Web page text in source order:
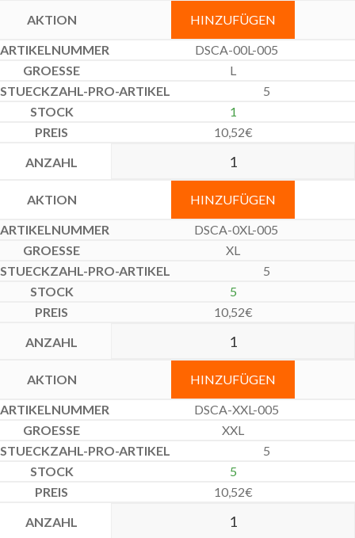
HINZUFÜGEN
DSCA-00L-005
L
5
1
10,52€
HINZUFÜGEN
DSCA-0XL-005
XL
5
5
10,52€
HINZUFÜGEN
DSCA-XXL-005
XXL
5
5
10,52€